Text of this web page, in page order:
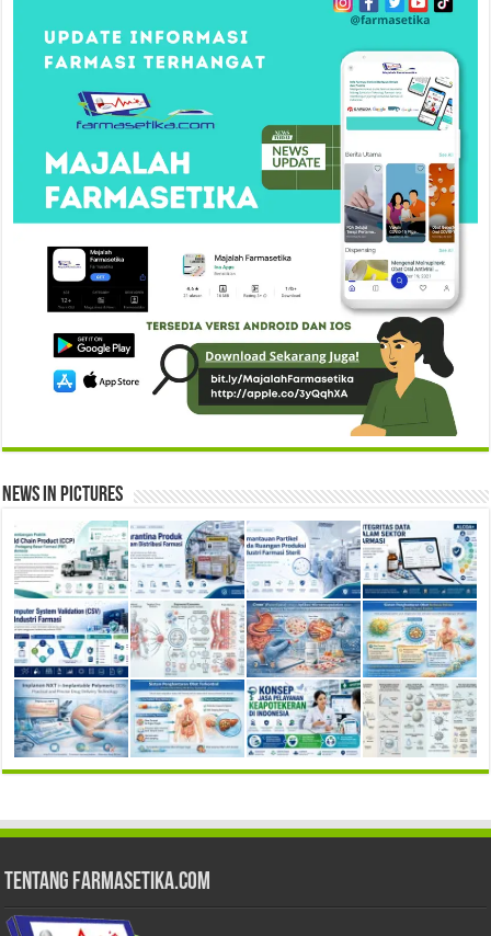
News in Pictures
Tentang Farmasetika.com